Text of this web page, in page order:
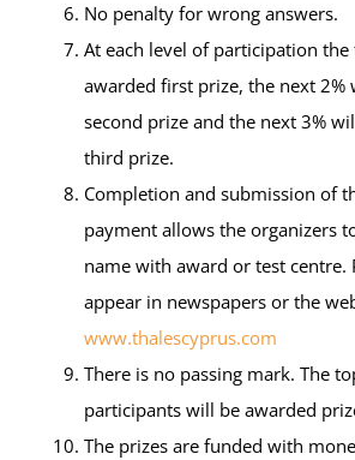
No penalty for wrong answers.
At each level of participation
awarded first prize, the next 2%
second prize and the next 3%
third prize.
Completion and submission of
payment allows the organizers
name with award or test centre.
appear in newspapers or the
www.thalescyprus.com
There is no passing mark. The
participants will be awarded
The prizes are funded with